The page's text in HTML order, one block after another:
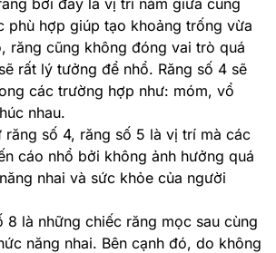
phù hợp giúp tạo khoảng trống vừa
răng cũng không đóng vai trò quá
rất lý tưởng để nhổ. Răng số 4 sẽ
các trường hợp như: móm, vổ
nhau.
răng số 4, răng số 5 là vị trí mà các
cáo nhổ bởi không ảnh hưởng quá
nhai và sức khỏe của người
8 là những chiếc răng mọc sau cùng
năng nhai. Bên cạnh đó, do không